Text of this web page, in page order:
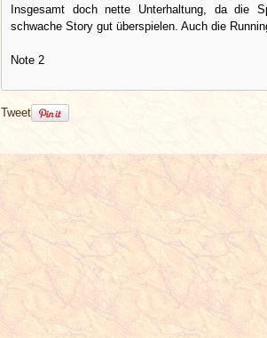
Insgesamt doch nette Unterhaltung, da die
schwache Story gut überspielen. Auch die
Note 2
Tweet